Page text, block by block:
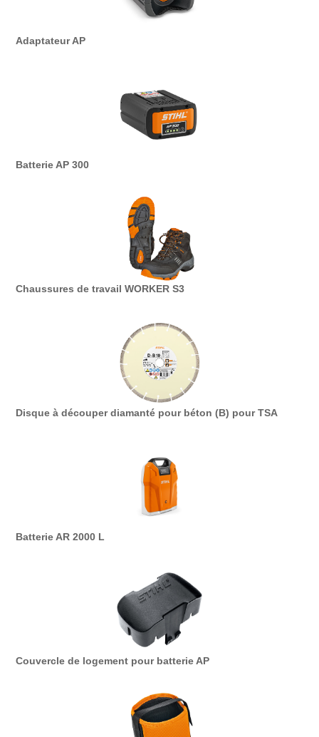
Adaptateur AP
Batterie AP 300
Chaussures de travail WORKER S3
Disque à découper diamanté pour béton (B) pour TSA
Batterie AR 2000 L
Couvercle de logement pour batterie AP